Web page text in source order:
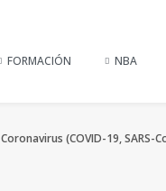
FORMACIÓN NBA
Coronavirus (COVID-19, SARS-